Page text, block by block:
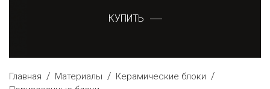
КУПИТЬ
Главная / Материалы / Керамические блоки /